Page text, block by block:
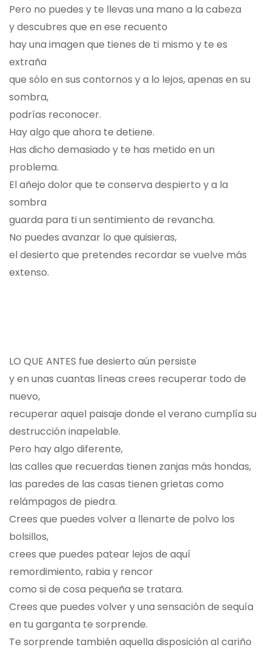
Pero no puedes y te llevas una mano a la cabeza
y descubres que en ese recuento
hay una imagen que tienes de ti mismo y te es
extraña
que sólo en sus contornos y a lo lejos, apenas en su
sombra,
podrías reconocer.
Hay algo que ahora te detiene.
Has dicho demasiado y te has metido en un
problema.
El añejo dolor que te conserva despierto y a la
sombra
guarda para ti un sentimiento de revancha.
No puedes avanzar lo que quisieras,
el desierto que pretendes recordar se vuelve más
extenso.
LO QUE ANTES fue desierto aún persiste
y en unas cuantas líneas crees recuperar todo de
nuevo,
recuperar aquel paisaje donde el verano cumplía su
destrucción inapelable.
Pero hay algo diferente,
las calles que recuerdas tienen zanjas más hondas,
las paredes de las casas tienen grietas como
relámpagos de piedra.
Crees que puedes volver a llenarte de polvo los
bolsillos,
crees que puedes patear lejos de aquí
remordimiento, rabia y rencor
como si de cosa pequeña se tratara.
Crees que puedes volver y una sensación de sequía
en tu garganta te sorprende.
Te sorprende también aquella disposición al cariño